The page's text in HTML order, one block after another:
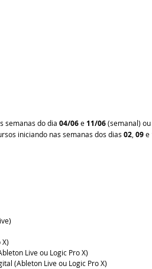
semanas do dia 04/06 e 11/06 (semanal) ou
iniciando nas semanas dos dias 02 09 e
Live ou Logic Pro X)
(Ableton Live ou Logic Pro X)